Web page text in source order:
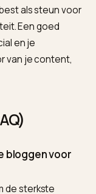
content wint.
links en topical
handmatig wil
blogs,
Tientallen
een handvol